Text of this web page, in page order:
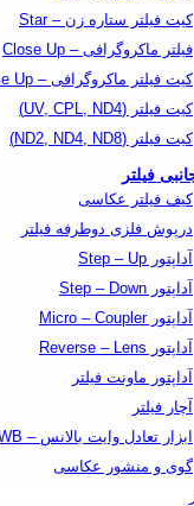
کیت فیلتر ستاره زن – Star
فیلتر ماکروگرافی – Close Up
کیت فیلتر ماکروگرافی – Close Up
کیت فیلتر (UV, CPL, ND4)
کیت فیلتر (ND2, ND4, ND8)
فیلتر
کیف فیلتر عکاسی
درپوش فلزی دوطرفه فیلتر
آداپتور Step – Up
آداپتور Step – Down
آداپتور Micro – Coupler
آداپتور Reverse – Lens
آداپتور ماونت فیلتر
آچار فیلتر
ابزار تعادل وایت بالانس – WB
گوی و منشور عکاسی